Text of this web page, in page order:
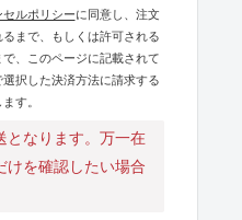
セルポリシーに同意し、注文
まで、もしくは許可される
、このページに記載されて
択した決済方法に請求する
す。
となります。万一在
けを確認したい場合